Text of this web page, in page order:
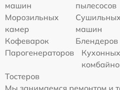
машин
пылесосов
Морозильных
камер
машин
Кофеварок
Блендеров
Парогенераторов
Кухонных
Тостеров
Мы занимаемся ремонтом и